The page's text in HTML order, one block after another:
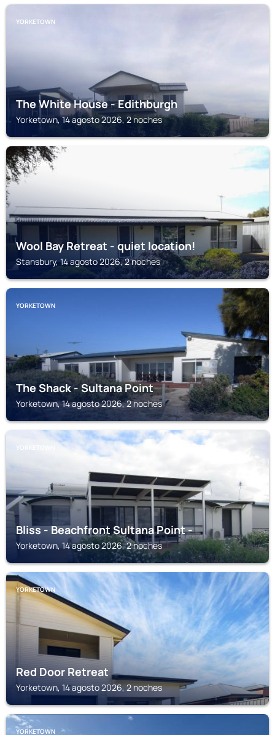
YORKETOWN
The White House - Edithburgh
Yorketown, 14 agosto 2026, 2 noches
STANSBURY
Wool Bay Retreat - quiet location!
Stansbury, 14 agosto 2026, 2 noches
YORKETOWN
The Shack - Sultana Point
Yorketown, 14 agosto 2026, 2 noches
YORKETOWN
Bliss - Beachfront Sultana Point -
Yorketown, 14 agosto 2026, 2 noches
YORKETOWN
Red Door Retreat
Yorketown, 14 agosto 2026, 2 noches
YORKETOWN